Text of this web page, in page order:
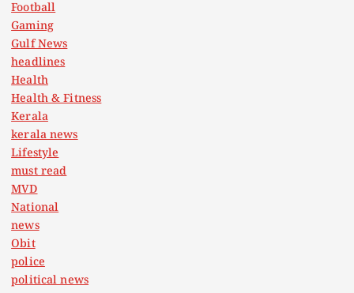
Football
Gaming
Gulf News
headlines
Health
Health & Fitness
Kerala
kerala news
Lifestyle
must read
MVD
National
news
Obit
police
political news